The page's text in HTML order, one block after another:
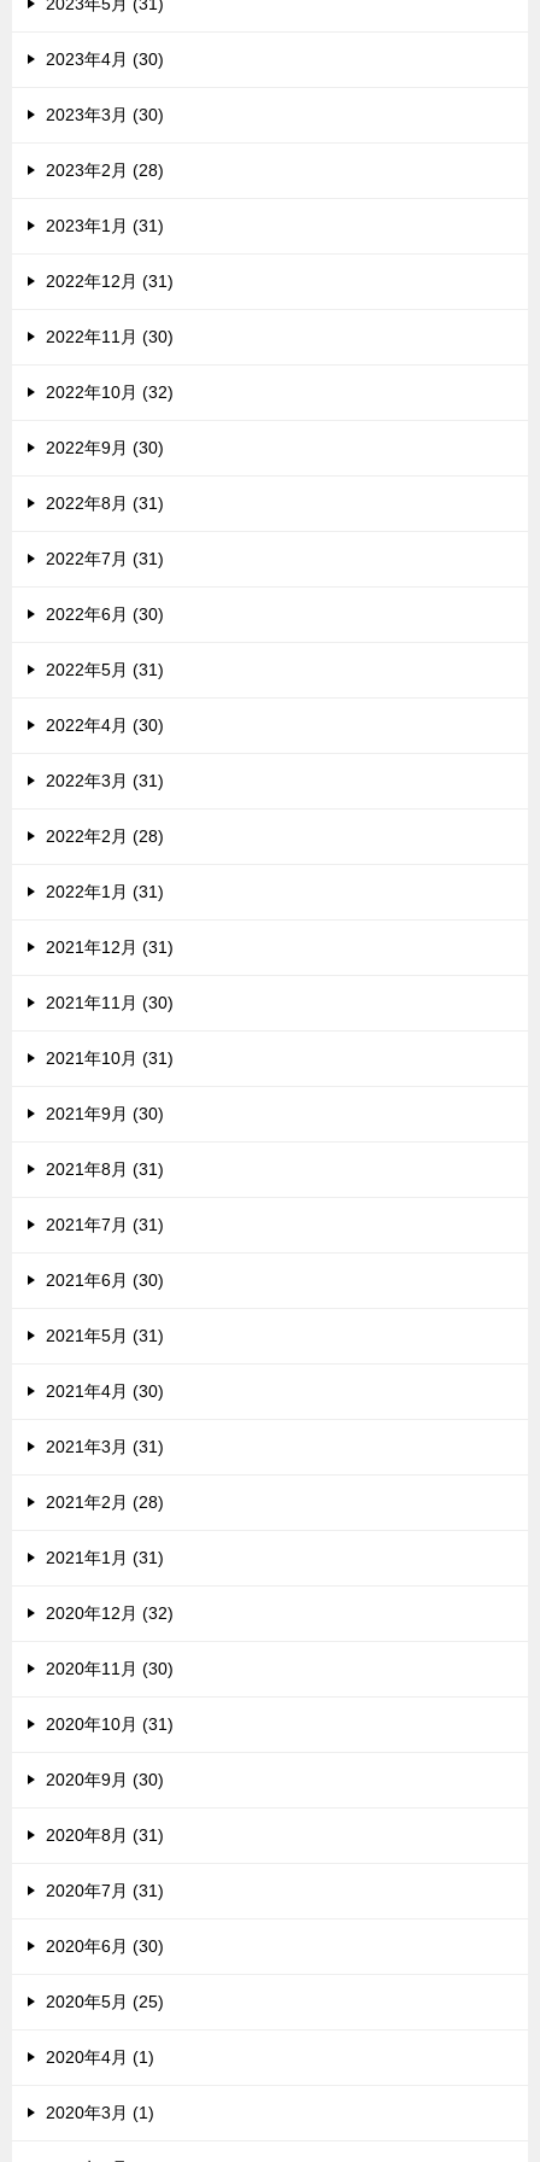
2023年4月 (30)
2023年3月 (30)
2023年2月 (28)
2023年1月 (31)
2022年12月 (31)
2022年11月 (30)
2022年10月 (32)
2022年9月 (30)
2022年8月 (31)
2022年7月 (31)
2022年6月 (30)
2022年5月 (31)
2022年4月 (30)
2022年3月 (31)
2022年2月 (28)
2022年1月 (31)
2021年12月 (31)
2021年11月 (30)
2021年10月 (31)
2021年9月 (30)
2021年8月 (31)
2021年7月 (31)
2021年6月 (30)
2021年5月 (31)
2021年4月 (30)
2021年3月 (31)
2021年2月 (28)
2021年1月 (31)
2020年12月 (32)
2020年11月 (30)
2020年10月 (31)
2020年9月 (30)
2020年8月 (31)
2020年7月 (31)
2020年6月 (30)
2020年5月 (25)
2020年4月 (1)
2020年3月 (1)